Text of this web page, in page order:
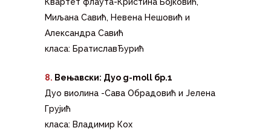
Миљана Савић, Невена Нешовић и
Александра Савић
класа: БратислaвЂурић
8. Вењавски: Дуо g-moll бр.1
Дуо виолина -Сава Обрадовић и Јелена
Грујић
класа: Владимир Кох